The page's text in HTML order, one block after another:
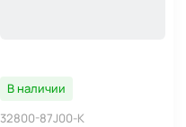
В наличии
32800-87J00-K